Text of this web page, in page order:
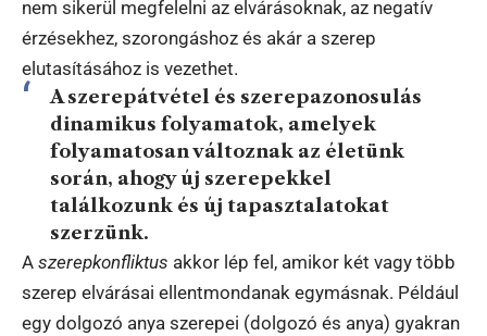
nem sikerül megfelelni az elvárásoknak, az negatív
érzésekhez, szorongáshoz és akár a szerep
elutasításához is vezethet.
A szerepátvétel és szerepazonosulás
dinamikus folyamatok, amelyek
folyamatosan változnak az életünk
során, ahogy új szerepekkel
találkozunk és új tapasztalatokat
szerzünk.
A szerepkonfliktus akkor lép fel, amikor két vagy több
szerep elvárásai ellentmondanak egymásnak. Például
egy dolgozó anya szerepei (dolgozó és anya) gyakran